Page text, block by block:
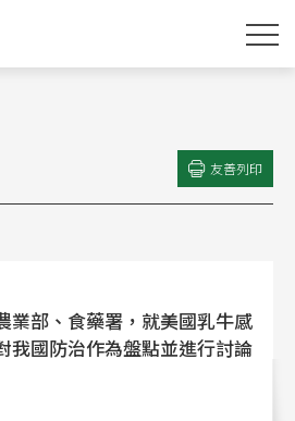
友善列印
業部、食藥署，就美國乳牛感
我國防治作為盤點並進行討論